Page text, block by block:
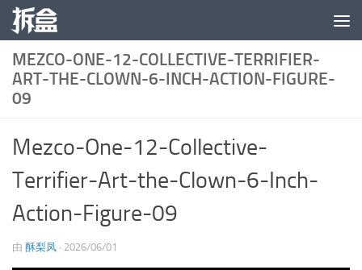
跳至内容
MEZCO-ONE-12-COLLECTIVE-TERRIFIER-
ART-THE-CLOWN-6-INCH-ACTION-FIGURE-
09
Mezco-One-12-Collective-
Terrifier-Art-the-Clown-6-Inch-
Action-Figure-09
由 酥梨凤 · 2026/06/01